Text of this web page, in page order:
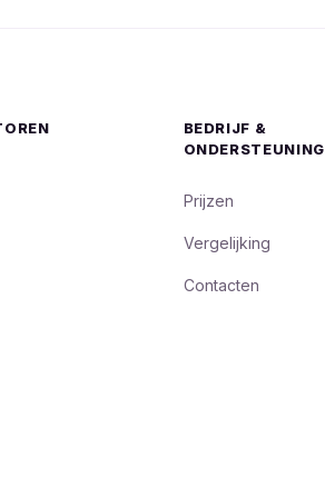
BEDRIJF &
ONDERSTEUNING
Prijzen
Vergelijking
Contacten